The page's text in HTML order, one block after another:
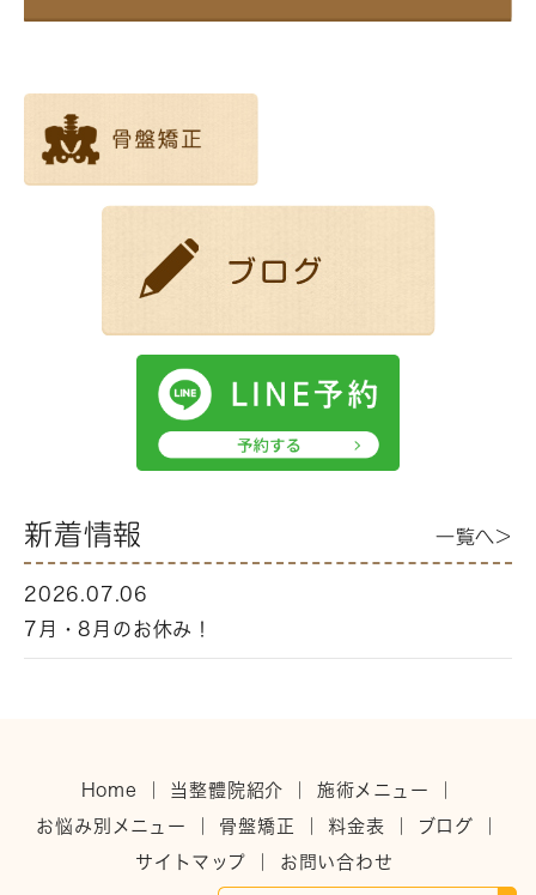
新着情報 一覧へ>
2026.07.06
7月・8月のお休み！
Home 当整體院紹介 施術メニュー
お悩み別メニュー
骨盤矯正 料金表 ブログ
サイトマップ
お問い合わせ